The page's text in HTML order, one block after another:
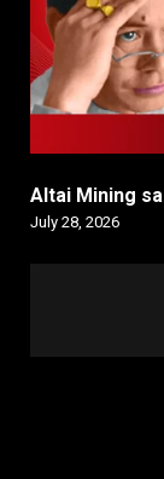
Altai Mining
July 28, 2026